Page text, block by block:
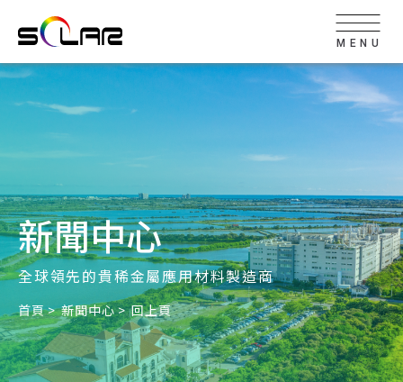
新聞中心
全球領先的貴稀金屬應用材料製造商
首頁 新聞中心 回上頁
MENU